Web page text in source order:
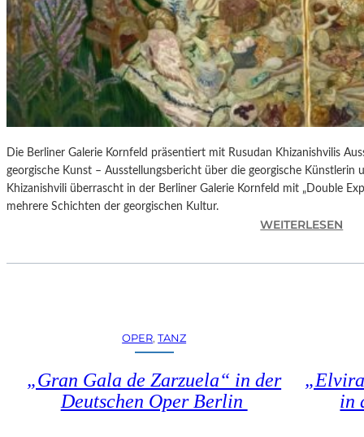
H
E
S
T
E
R
P
I
E
T
R
N
D
Die Berliner Galerie Kornfeld präsentiert mit Rusudan Khizanishvilis
georgische Kunst – Ausstellungsbericht über die georgische Künstlerin
Khizanishvili überrascht in der Berliner Galerie Kornfeld mit „Double
mehrere Schichten der georgischen Kultur.
WEITERLESEN
U
H
I
OPER, TANZ
„Gran Gala de Zarzuela“ in der
Deutschen Oper Berlin
in